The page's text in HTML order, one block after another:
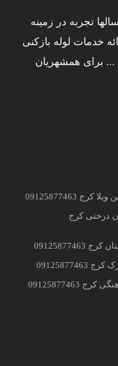
تجربه در زمینه
خدمات لوله بازکنی
... برای همشهریان
09125877463
درختی کرج